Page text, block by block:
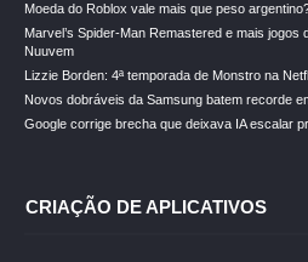
Moeda do Roblox vale mais que peso
Marvel’s Spider-Man Remastered e mais
Nuuvem
Lizzie Borden: 4ª temporada de Monstro na
Novos dobráveis da Samsung batem recorde
Google corrige brecha que deixava IA escalar
CRIAÇÃO DE APLICATIVOS